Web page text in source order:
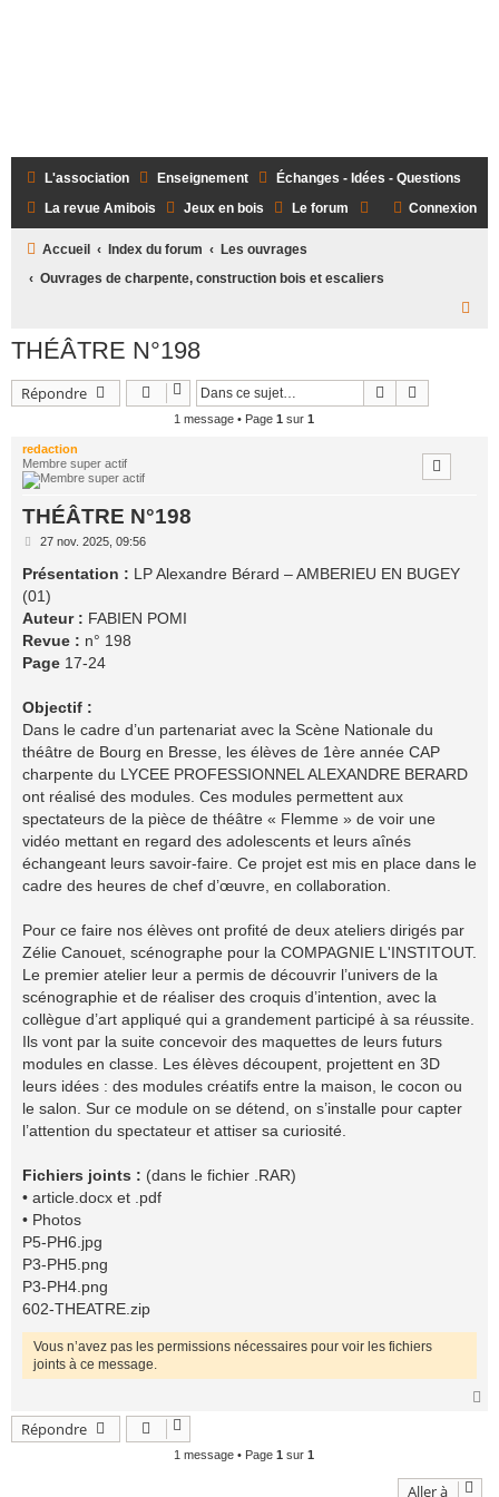
L'association Enseignement
Échanges - Idées - Questions
La revue Amibois
Jeux en bois Le forum Connexion
Accueil Index du forum
Les ouvrages
Ouvrages de charpente, construction bois et escaliers
THÉÂTRE N°198
Répondre Rechercher
1 message • Page 1 sur 1
redaction
Membre super actif
THÉÂTRE N°198
M
s
a
e
27 nov. 2025, 09:56
Présentation : LP Alexandre Bérard – AMBERIEU EN BUGEY
(01)
Auteur : FABIEN POMI
Revue : n° 198
Page 17-24
Objectif :
Dans le cadre d’un partenariat avec la Scène Nationale du
théâtre de Bourg en Bresse, les élèves de 1ère année CAP
charpente du LYCEE PROFESSIONNEL ALEXANDRE BERARD
ont réalisé des modules. Ces modules permettent aux
spectateurs de la pièce de théâtre « Flemme » de voir une
vidéo mettant en regard des adolescents et leurs aînés
échangeant leurs savoir-faire. Ce projet est mis en place dans le
cadre des heures de chef d’œuvre, en collaboration.
Pour ce faire nos élèves ont profité de deux ateliers dirigés par
Zélie Canouet, scénographe pour la COMPAGNIE L'INSTITOUT.
Le premier atelier leur a permis de découvrir l’univers de la
scénographie et de réaliser des croquis d’intention, avec la
collègue d’art appliqué qui a grandement participé à sa réussite.
Ils vont par la suite concevoir des maquettes de leurs futurs
modules en classe. Les élèves découpent, projettent en 3D
leurs idées : des modules créatifs entre la maison, le cocon ou
le salon. Sur ce module on se détend, on s’installe pour capter
l’attention du spectateur et attiser sa curiosité.
Fichiers joints : (dans le fichier .RAR)
• article.docx et .pdf
• Photos
P5-PH6.jpg
P3-PH5.png
P3-PH4.png
602-THEATRE.zip
Vous n’avez pas les permissions nécessaires pour voir les fichiers
joints à ce message.
Répondre
1 message • Page 1 sur 1
Aller à